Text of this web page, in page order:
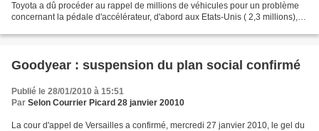
Toyota a dû procéder au rappel de millions de véhicules pour un problème
concernant la pédale d'accélérateur, d'abord aux Etats-Unis ( 2,3 millions),
Goodyear : suspension du plan social confirmé
Publié le 28/01/2010 à 15:51
Par Selon Courrier Picard 28 janvier 20010
La cour d'appel de Versailles a confirmé, mercredi 27 janvier 2010, le gel du